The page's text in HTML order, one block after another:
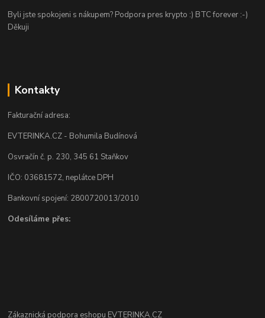
Byli jste spokojeni s nákupem? Podpora pres krypto :) BTC forever :-)
Děkuji
Kontakty
Fakturační adresa:
EVTERINKA.CZ - Bohumila Budínová
Osvračín č. p. 230, 345 61 Staňkov
IČO: 03681572, neplátce DPH
Bankovní spojení: 2800720013/2010
Odesíláme přes:
Zákaznická podpora eshopu EVTERINKA.CZ